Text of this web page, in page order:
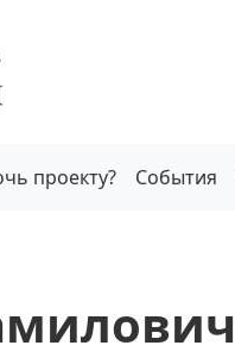
проекту? События